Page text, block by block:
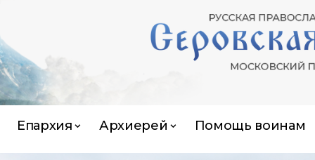
Епархия Архиерей Помощь воинам